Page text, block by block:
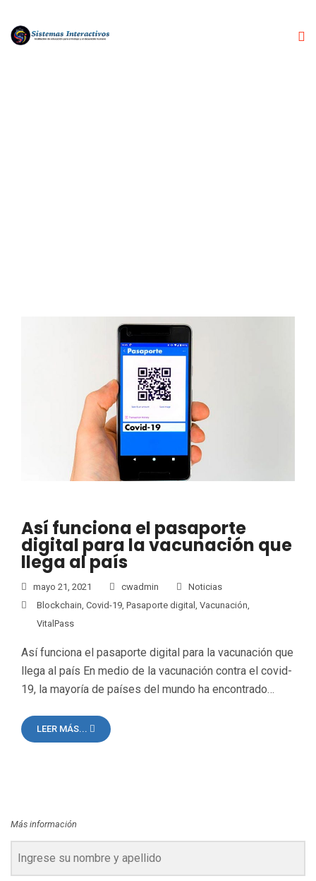
Así funciona el pasaporte
digital para la vacunación que
llega al país
mayo 21, 2021 cwadmin
Noticias
Blockchain Covid-19 Pasaporte digital Vacunación
VitalPass
Así funciona el pasaporte digital para la vacunación que
llega al país En medio de la vacunación contra el covid-
19, la mayoría de países del mundo ha encontrado…
LEER MÁS...
Más información